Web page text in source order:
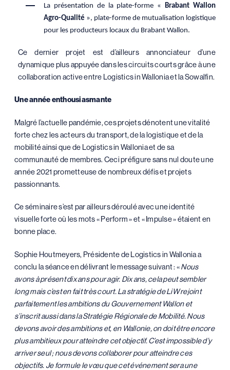
La présentation de la plate-forme «
Brabant Wallon
Agro-Qualité », plate-forme de mutualisation logistique
pour les producteurs locaux du Brabant Wallon.
Ce dernier projet est d’ailleurs annonciateur d’une
dynamique plus appuyée dans les circuits courts grâce à une
collaboration active entre Logistics in Wallonia et la Sowalfin.
Une année enthousiasmante
Malgré l’actuelle pandémie, ces projets dénotent une vitalité
forte chez les acteurs du transport, de la logistique et de la
mobilité ainsi que de Logistics in Wallonia et de sa
communauté de membres. Ceci préfigure sans nul doute une
année 2021 prometteuse de nombreux défis et projets
passionnants.
Ce séminaire s’est par ailleurs déroulé avec une identité
visuelle forte où les mots « Perform » et « Impulse » étaient en
bonne place.
Sophie Houtmeyers, Présidente de Logistics in Wallonia a
conclu la séance en délivrant le message suivant : «Nous
avons à présent dix ans pour agir. Dix ans, cela peut sembler
long mais c’est en fait très court. La stratégie de LiW rejoint
parfaitement les ambitions du Gouvernement Wallon et
s’inscrit aussi dans la Stratégie Régionale de Mobilité. Nous
devons avoir des ambitions et, en Wallonie, on doit être encore
plus ambitieux pour atteindre cet objectif. C’est impossible d’y
arriver seul ; nous devons collaborer pour atteindre ces
objectifs. Je formule le vœu que cet événement sera une